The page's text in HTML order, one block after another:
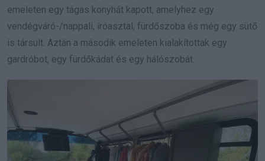
emeleten egy tágas konyhát kapott, amelyhez egy
vendégváró-/nappali, íróasztal, fürdőszoba és még egy sütő
is társult. Aztán a második emeleten kialakítottak egy
gardróbot, egy fürdőkádat és egy hálószobát.